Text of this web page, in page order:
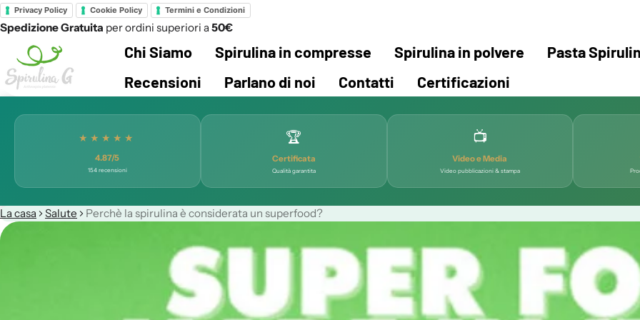
Privacy Policy Cookie Policy Termini e Condizioni
Spedizione Gratuita per ordini superiori a50€
Chi Siamo Spirulina in compresse Spirulina in polvere Pasta
Recensioni
Parlano di noi Contatti Certificazioni
★★★★★
4.87/5
154 recensioni
🏆
Certificata
Qualità garantita
📺
Video e Media
Video pubblicazioni & stampa
La casa Salute Perchè la spirulina è considerata un superfood?